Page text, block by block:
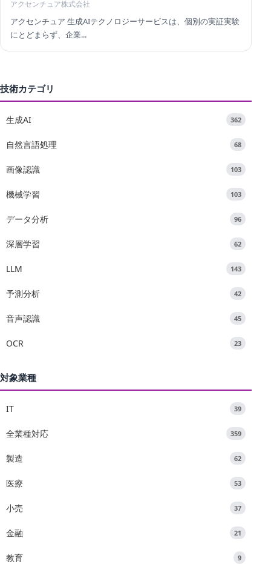
アクセンチュア株式会社
アクセンチュア 生成AIテクノロジーサービスは、個別の実証実験
にとどまらず、企業...
技術カテゴリ
生成AI 362
自然言語処理 68
画像認識 103
機械学習 103
データ分析 96
深層学習 62
LLM 143
予測分析 42
音声認識 45
OCR 23
対象業種
IT 39
全業種対応 359
製造 62
医療 53
小売 37
金融 21
教育 9